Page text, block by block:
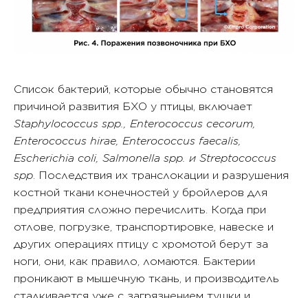
Список бактерий, которые обычно становятся
причиной развития БХО у птицы, включает
Staphylococcus spp., Enterococcus cecorum,
Enterococcus hirae, Enterococcus faecalis,
Escherichia coli, Salmonella spp. и Streptococcus
spp. Последствия их транслокации и разрушения
костной ткани конечностей у бройлеров для
предприятия сложно перечислить. Когда при
отлове, погрузке, транспортировке, навеске и
других операциях птицу с хромотой берут за
ноги, они, как правило, ломаются. Бактерии
проникают в мышечную ткань, и производитель